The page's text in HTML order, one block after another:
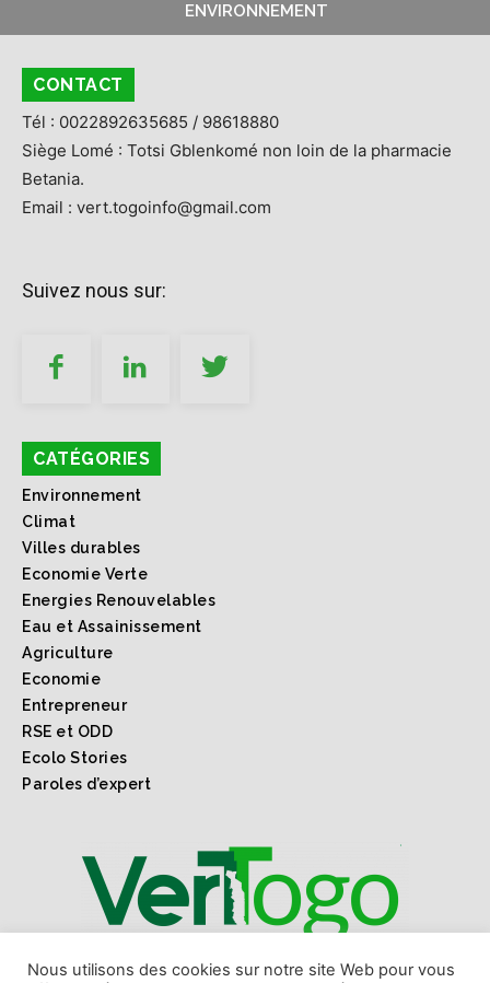
ENVIRONNEMENT
CONTACT
Tél : 0022892635685 / 98618880
Siège Lomé : Totsi Gblenkomé non loin de la pharmacie
Betania.
Email : vert.togoinfo@gmail.com
Suivez nous sur:
CATÉGORIES
Environnement
Climat
Villes durables
Economie Verte
Energies Renouvelables
Eau et Assainissement
Agriculture
Economie
Entrepreneur
RSE et ODD
Ecolo Stories
Paroles d’expert
1er webmagazine sur l'environnement l'économie verte
Nous utilisons des cookies sur notre site Web pour vous